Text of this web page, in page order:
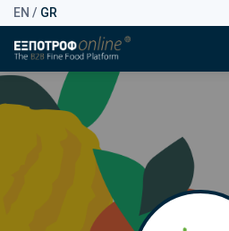
EN / GR